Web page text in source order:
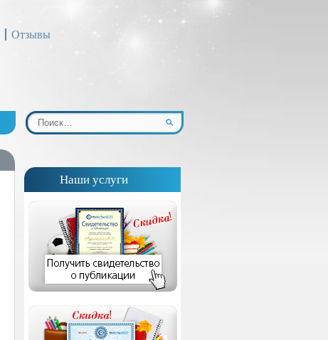
Отзывы
Наши услуги